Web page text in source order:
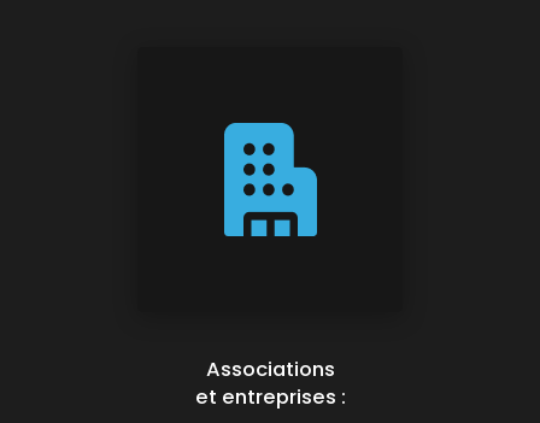
Associations
et entreprises :